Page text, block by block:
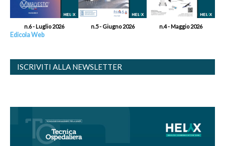
n.6 - Luglio 2026 n.5 - Giugno 2026 n.4 - Maggio 2026
Edicola Web
ISCRIVITI ALLA NEWSLETTER